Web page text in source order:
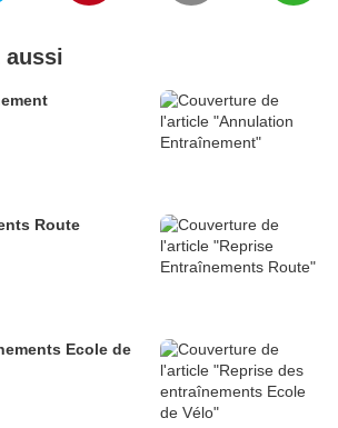
aussi
Route
Ecole de